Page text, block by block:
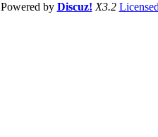
Powered by Discuz! X3.2 Licensed